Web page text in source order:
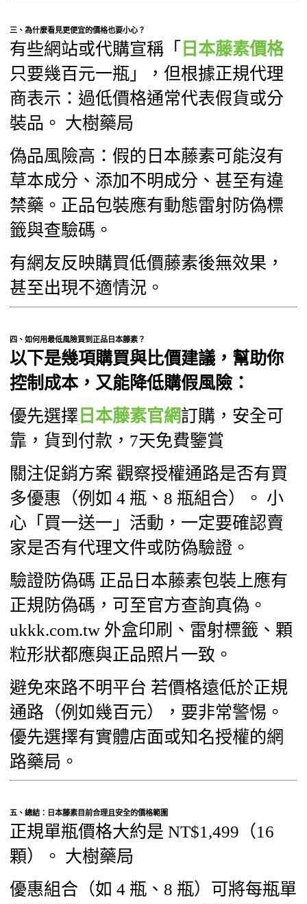
三、為什麼看見更便宜的價格也要小心？
有些網站或代購宣稱「 日本藤素價格
只要幾百元一瓶」，但根據正規代理
商表示：過低價格通常代表假貨或分
裝品。 大樹藥局
偽品風險高：假的日本藤素可能沒有
草本成分、添加不明成分、甚至有違
禁藥。正品包裝應有動態雷射防偽標
籤與查驗碼。
有網友反映購買低價藤素後無效果，
甚至出現不適情況。
四、如何用最低風險買到正品日本藤素？
以下是幾項購買與比價建議，幫助你
控制成本，又能降低購假風險：
優先選擇 日本藤素官網訂購，安全可
靠，貨到付款，7天免費鑒賞
關注促銷方案 觀察授權通路是否有買
多優惠（例如 4 瓶、8 瓶組合）。 小
心「買一送一」活動，一定要確認賣
家是否有代理文件或防偽驗證。
驗證防偽碼 正品日本藤素包裝上應有
正規防偽碼，可至官方查詢真偽。
ukkk.com.tw 外盒印刷、雷射標籤、顆
粒形狀都應與正品照片一致。
避免來路不明平台 若價格遠低於正規
通路（例如幾百元），要非常警惕。
優先選擇有實體店面或知名授權的網
路藥局。
五、總結：日本藤素目前合理且安全的價格範圍
正規單瓶價格大約是 NT$1,499（16
顆）。 大樹藥局
優惠組合（如 4 瓶、8 瓶）可將每瓶單